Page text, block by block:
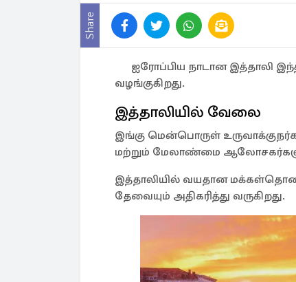
Share
ஐரோப்பிய நாடான இத்தாலி
வழங்குகிறது.
இத்தாலியில் வேலை
இங்கு மென்பொருள்
மற்றும் மேலாண்மை
இத்தாலியில் வயதான மக்கள்தொகை
தேவையும் அதிகரித்து வருகிறது.